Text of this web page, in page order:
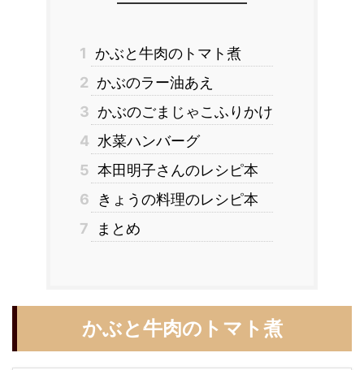
1 かぶと牛肉のトマト煮
2 かぶのラー油あえ
3 かぶのごまじゃこふりかけ
4 水菜ハンバーグ
5 本田明子さんのレシピ本
6
きょうの料理のレシピ本
7
まとめ
かぶと牛肉のトマト煮